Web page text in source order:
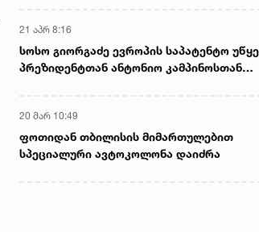
21 აპრ 8:16
სოსო გიორგაძე ევროპის საპატენტო
პრეზიდენტთან ანტონიო კამპინოსთან
20 მარ 10:49
ფოთიდან თბილისის მიმართულებით
სპეციალური ავტოკოლონა დაიძრა